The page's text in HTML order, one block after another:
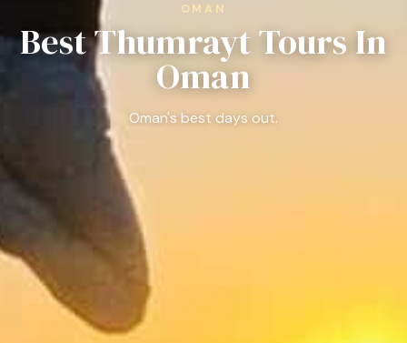
OMAN
Best Thumrayt Tours In
Oman
Oman's best days out.